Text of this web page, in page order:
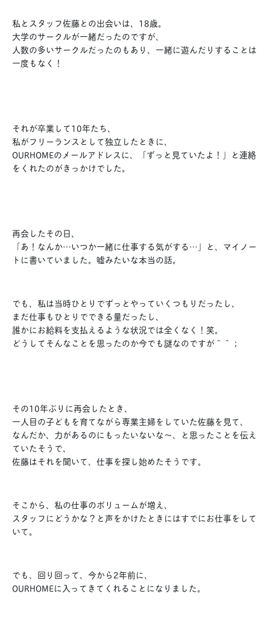
私とスタッフ佐藤との出会いは、18歳。
大学のサークルが一緒だったのですが、
人数の多いサークルだったのもあり、一緒に遊んだりすることは
一度もなく！
それが卒業して10年たち、
私がフリーランスとして独立したときに、
OURHOMEのメールアドレスに、「ずっと見ていたよ！」と連絡
をくれたのがきっかけでした。
再会したその日、
「あ！なんか…いつか一緒に仕事する気がする…」と、マイノー
トに書いていました。嘘みたいな本当の話。
でも、私は当時ひとりでずっとやっていくつもりだったし、
まだ仕事もひとりでできる量だったし、
誰かにお給料を支払えるような状況では全くなく！笑。
どうしてそんなことを思ったのか今でも謎なのですが＾＾；
その10年ぶりに再会したとき、
一人目の子どもを育てながら専業主婦をしていた佐藤を見て、
なんだか、力があるのにもったいないな〜、と思ったことを伝え
ていたそうで、
佐藤はそれを聞いて、仕事を探し始めたそうです。
そこから、私の仕事のボリュームが増え、
スタッフにどうかな？と声をかけたときにはすでにお仕事をして
いて。
でも、回り回って、今から2年前に、
OURHOMEに入ってきてくれることになりました。